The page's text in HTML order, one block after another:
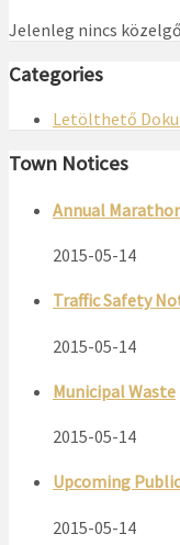
Jelenleg nincs
Categories
Letölthető
Town Notices
Annual
2015-05-14
Traffic Safety
2015-05-14
Municipal Waste
2015-05-14
Upcoming
2015-05-14